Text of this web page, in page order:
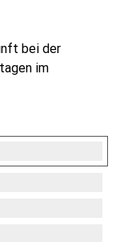
bei der
im